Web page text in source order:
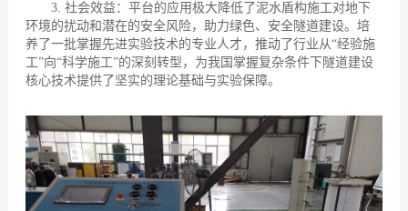
3. 社会效益：平台的应用极大降低了泥水盾构施工对地下
环境的扰动和潜在的安全风险，助力绿色、安全隧道建设。培
养了一批掌握先进实验技术的专业人才，推动了行业从“经验施
工”向“科学施工”的深刻转型，为我国掌握复杂条件下隧道建设
核心技术提供了坚实的理论基础与实验保障。